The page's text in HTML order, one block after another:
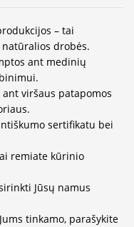
– tai
drobės.
ant medinių
viršaus patapomos
sertifikatu bei
remiate kūrinio
Jūsų namus
tinkamo, parašykite